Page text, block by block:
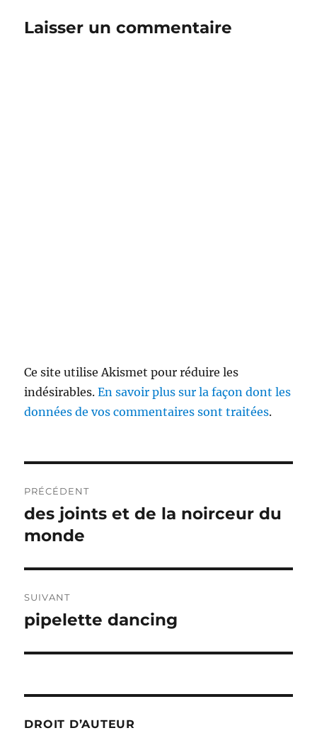
Laisser un commentaire
Ce site utilise Akismet pour réduire les
indésirables.En savoir plus sur la façon dont les
données de vos commentaires sont traitées.
de
l’article
PRÉCÉDENT
Publication
précédente :
des joints et de la noirceur du
monde
SUIVANT
Publication
pipelette dancing
DROIT D’AUTEUR